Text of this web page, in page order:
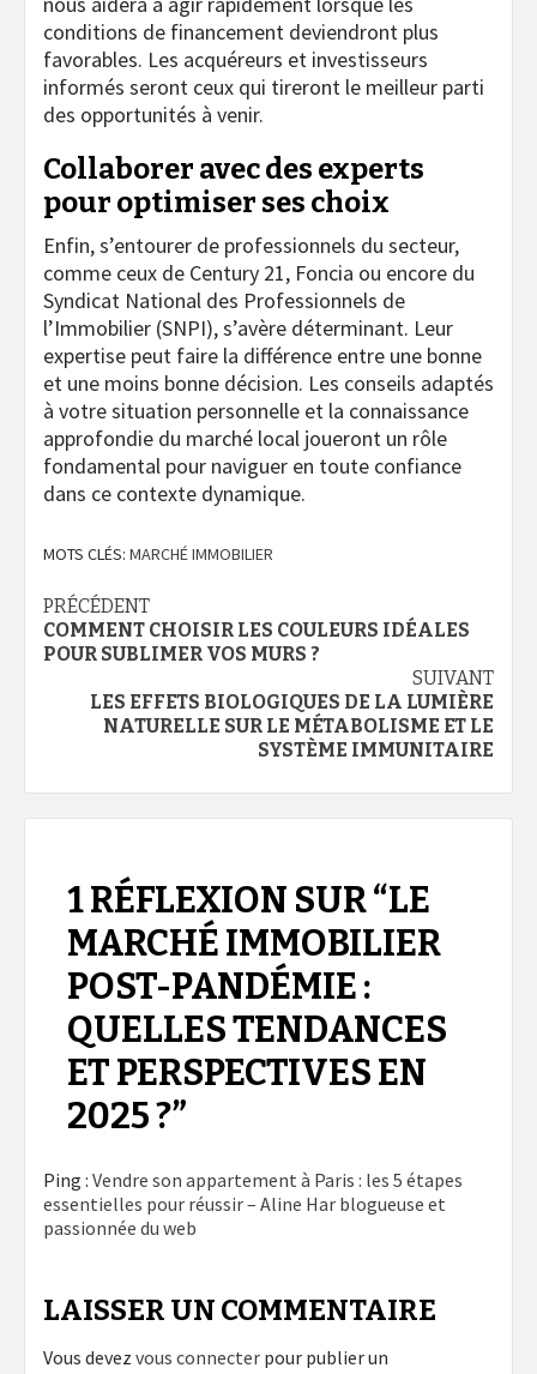
conditions de financement deviendront plus
favorables. Les acquéreurs et investisseurs
informés seront ceux qui tireront le meilleur parti
des opportunités à venir.
Collaborer avec des experts
pour optimiser ses choix
Enfin, s’entourer de professionnels du secteur,
comme ceux de Century 21, Foncia ou encore du
Syndicat National des Professionnels de
l’Immobilier (SNPI), s’avère déterminant. Leur
expertise peut faire la différence entre une bonne
et une moins bonne décision. Les conseils adaptés
à votre situation personnelle et la connaissance
approfondie du marché local joueront un rôle
fondamental pour naviguer en toute confiance
dans ce contexte dynamique.
MOTS CLÉS: MARCHÉ IMMOBILIER
Navigation
d’article
PRÉCÉDENT
COMMENT CHOISIR LES COULEURS IDÉALES
POUR SUBLIMER VOS MURS ?
SUIVANT
LES EFFETS BIOLOGIQUES DE LA LUMIÈRE
NATURELLE SUR LE MÉTABOLISME ET LE
SYSTÈME IMMUNITAIRE
1 RÉFLEXION SUR “LE
MARCHÉ IMMOBILIER
POST-PANDÉMIE :
QUELLES TENDANCES
ET PERSPECTIVES EN
2025 ?”
Ping : Vendre son appartement à Paris : les 5 étapes
essentielles pour réussir – Aline Har blogueuse et
passionnée du web
LAISSER UN COMMENTAIRE
Vous devez vous connecter pour publier un